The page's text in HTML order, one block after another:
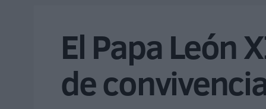
El Papa León
de